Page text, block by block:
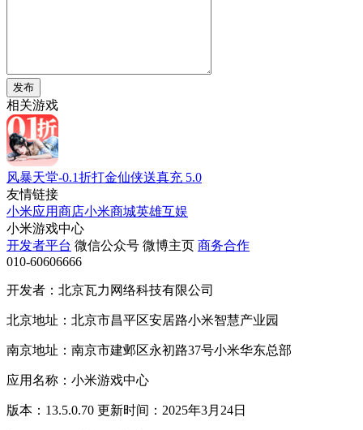
发布
相关游戏
风暴天堂-0.1折打金仙侠送真充 5.0
友情链接
小米应用商店小米商城英雄互娱
小米游戏中心
开发者平台 微信公众号 微博主页 商务合作
010-60606666
开发者：北京瓦力网络科技有限公司
北京地址：北京市昌平区安居路小米智慧产业园
南京地址：南京市建邺区永初路37号小米华东总部
应用名称：小米游戏中心
版本：13.5.0.70 更新时间：2025年3月24日